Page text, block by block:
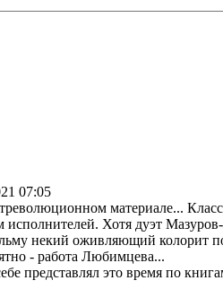
07:05
материале...
Хотя дуэт
некий оживляющий
- работа Любимцева...
представлял это время по